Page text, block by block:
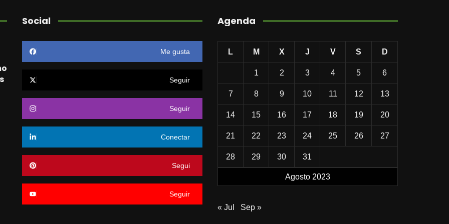
Social
Me gusta
Seguir
Seguir
Conectar
Segui
Seguir
Agenda
Agosto 2023
L M X J V S D
1 2 3 4 5 6
7 8 9 10 11 12 13
14 15 16 17 18 19 20
21 22 23 24 25 26 27
28 29 30 31
« Jul Sep »